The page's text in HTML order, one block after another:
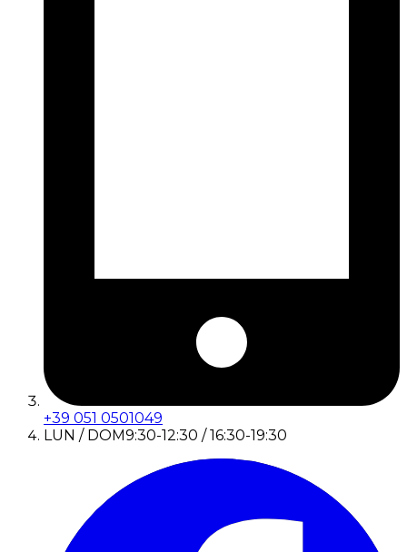
+39 051 0501049
LUN / DOM9:30-12:30 / 16:30-19:30